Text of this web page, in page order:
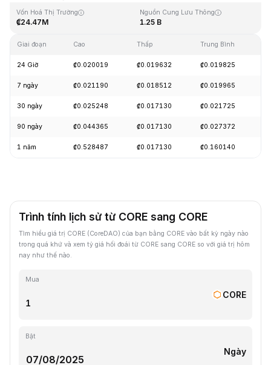
Vốn Hoá Thị Trường
₡24.47M
Nguồn Cung Lưu Thông
1.25 B
Giai đoạn Cao Thấp Trung Bình
24 Giờ ₡0.020019 ₡0.019632 ₡0.019825
7 ngày ₡0.021190 ₡0.018512 ₡0.019965
30 ngày ₡0.025248 ₡0.017130 ₡0.021725
90 ngày ₡0.044365 ₡0.017130 ₡0.027372
1 năm ₡0.528487 ₡0.017130 ₡0.160140
Trình tính lịch sử từ CORE sang CORE
Tìm hiểu giá trị CORE (CoreDAO) của bạn bằng CORE vào bất kỳ ngày nào
trong quá khứ và xem tỷ giá hối đoái từ CORE sang CORE so với giá trị hôm
nay như thế nào.
Mua
CORE
Bật
Ngày